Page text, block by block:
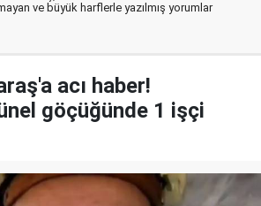
ve büyük harflerle yazılmış yorumlar
acı haber!
göçüğünde 1 işçi